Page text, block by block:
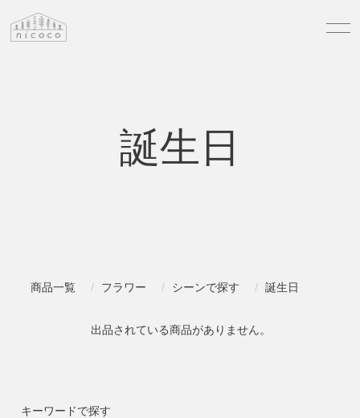
誕生日
商品一覧 フラワー シーンで探す 誕生日
出品されている商品がありません。
キーワードで探す